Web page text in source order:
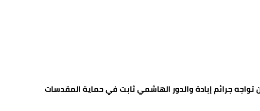
جرائم إبادة والدور الهاشمي ثابت في حماية المقدسات